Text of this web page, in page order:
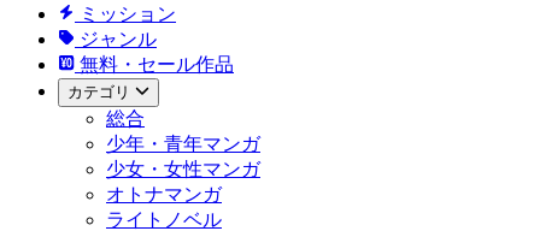
ミッション
ジャンル
無料・セール作品
カテゴリ
総合
少年・青年マンガ
少女・女性マンガ
オトナマンガ
ライトノベル